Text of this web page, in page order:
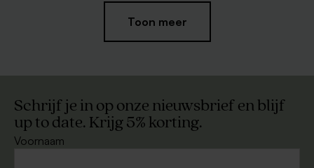
Witte envelop met puntklep
Toon meer
Schrijf je in op onze nieuwsbrief en blijf
up to date. Krijg 5% korting.
Voornaam